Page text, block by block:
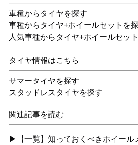
車種からタイヤを探す
車種からタイヤ+ホイールセットを
人気車種からタイヤ+ホイールセッ
タイヤ情報はこちら
サマータイヤを探す
スタッドレスタイヤを探す
関連記事を読む
▶【一覧】知っておくべきホイール